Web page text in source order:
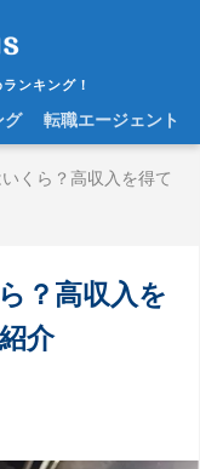
ンキング！
グ 転職エージェント
くら？高収入を得て
？高収入を
介